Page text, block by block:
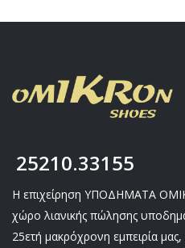
25210.33155
Η επιχείρηση ΥΠΟΔΗΜΑΤΑ
χώρο λιανικής πώλησης
25ετή μακρόχρονη εμπειρία